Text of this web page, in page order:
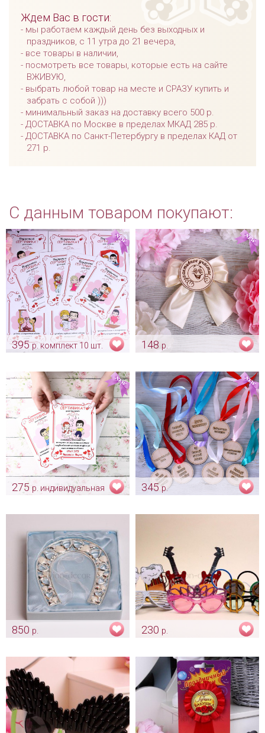
Ждем Вас в гости:
мы работаем каждый день без выходных и
праздников, с 11 утра до 21 вечера,
все товары в наличии,
посмотреть все товары, которые есть на сайте
ВЖИВУЮ,
выбрать любой товар на месте и СРАЗУ купить и
забрать с собой )))
минимальный заказ на доставку всего 500 р.
ДОСТАВКА по Москве в пределах МКАД 285 р.
ДОСТАВКА по Санкт-Петербургу в пределах КАД от
271 р.
С данным товаром покупают:
395р. комплект 10 шт.
is"
Арт: shtu_0020
148 р.
Арт: shtu_0030
275 р. индивидуальная
Комплект сертификатов для
индивидуальный дизайн
Арт: shtu_0199
345р.
850 р.
230 р.